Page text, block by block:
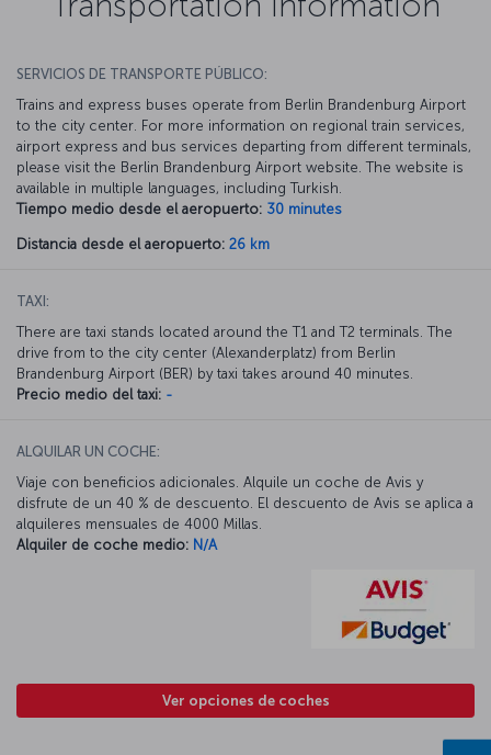
SERVICIOS DE TRANSPORTE PÚBLICO:
Trains and express buses operate from Berlin Brandenburg Airport
to the city center. For more information on regional train services,
airport express and bus services departing from different terminals,
please visit the Berlin Brandenburg Airport website. The website is
available in multiple languages, including Turkish.
Tiempo medio desde el aeropuerto: 30 minutes
Distancia desde el aeropuerto: 26 km
TAXI:
There are taxi stands located around the T1 and T2 terminals. The
drive from to the city center (Alexanderplatz) from Berlin
Brandenburg Airport (BER) by taxi takes around 40 minutes.
Precio medio del taxi: -
ALQUILAR UN COCHE:
Viaje con beneficios adicionales. Alquile un coche de Avis y
disfrute de un 40 % de descuento. El descuento de Avis se aplica a
alquileres mensuales de 4000 Millas.
Alquiler de coche medio: N/A
Ver opciones de coches